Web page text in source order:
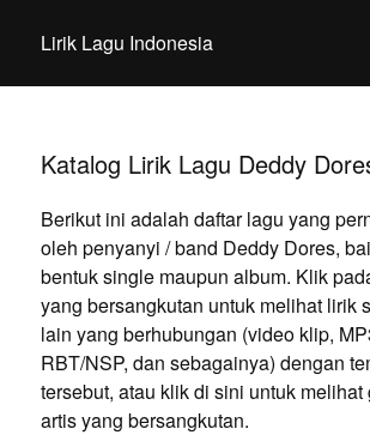
Lirik Lagu Indonesia
Katalog Lirik Lagu Deddy
Berikut ini adalah daftar lagu yang
oleh penyanyi / band Deddy Dores,
bentuk single maupun album. Klik
yang bersangkutan untuk melihat lirik
lain yang berhubungan (video klip,
RBT/NSP, dan sebagainya) dengan
tersebut, atau klik di sini untuk
artis yang bersangkutan.